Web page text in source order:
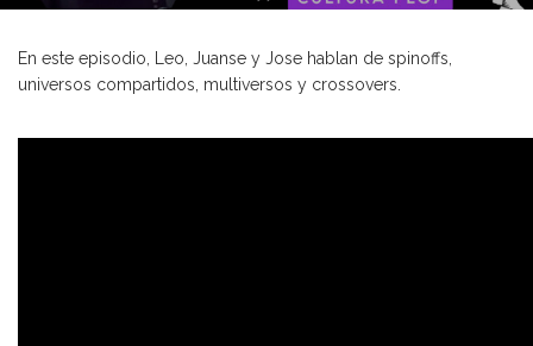
En este episodio, Leo, Juanse y Jose hablan de spinoffs,
universos compartidos, multiversos y crossovers.